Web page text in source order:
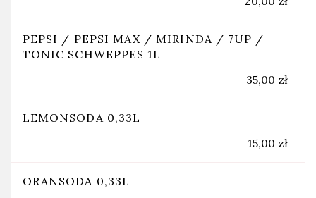
PEPSI / PEPSI MAX / MIRINDA / 7UP /
TONIC SCHWEPPES 1L
35,00 zł
LEMONSODA 0,33L
15,00 zł
ORANSODA 0,33L